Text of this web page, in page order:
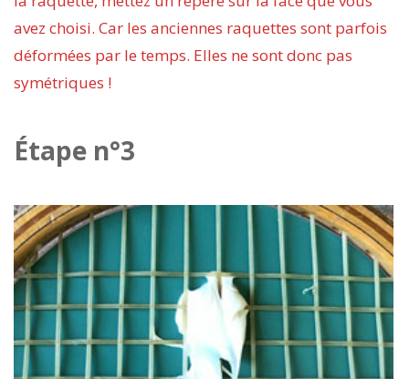
avez choisi. Car les anciennes raquettes sont parfois
déformées par le temps. Elles ne sont donc pas
symétriques !
Étape n°3